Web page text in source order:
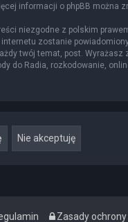
informacji o phpBB można
niezgodne z polskim
zostanie
twój temat, post.
do Radia, rozkodowanie,
Zasady